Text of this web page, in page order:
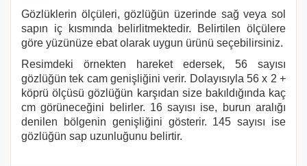
Gözlüklerin ölçüleri, gözlüğün üzerinde sağ veya sol
sapın iç kısmında belirlitmektedir. Belirtilen ölçülere
göre yüzünüze ebat olarak uygun ürünü seçebilirsiniz.
Resimdeki örnekten hareket edersek, 56 sayısı
gözlüğün tek cam genişliğini verir. Dolayısıyla 56 x 2 +
köprü ölçüsü gözlüğün karşıdan size bakıldığında kaç
cm görüneceğini belirler. 16 sayısı ise, burun aralığı
denilen bölgenin genişliğini gösterir. 145 sayısı ise
gözlüğün sap uzunluğunu belirtir.